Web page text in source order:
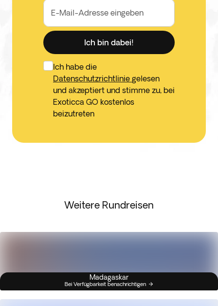
E-Mail-Adresse eingeben
Ich bin dabei!
Ich habe die
Datenschutzrichtlinie gelesen
und akzeptiert und stimme zu, bei
Exoticca GO kostenlos
beizutreten
Weitere Rundreisen
Madagaskar
Bei Verfügbarkeit benachrichtigen